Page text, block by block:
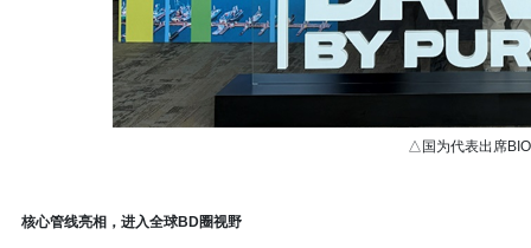
△国为代表出席
核心管线亮相，进入全球BD圈视野